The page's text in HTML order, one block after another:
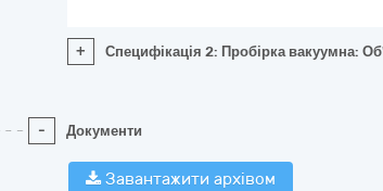
+ Специфікація 2: Пробірка вакуумна:
- Документи
Завантажити архівом